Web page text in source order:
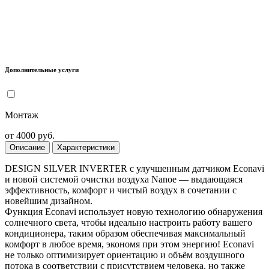
Дополнительные услуги
Монтаж
от 4000 руб.
Описание Характеристики
DESIGN SILVER INVERTER с улучшенным датчиком Econavi
и новой системой очистки воздуха Nanoe — выдающаяся
эффективность, комфорт и чистый воздух в сочетании с
новейшим дизайном.
Функция Econavi использует новую технологию обнаружения
солнечного света, чтобы идеально настроить работу вашего
кондиционера, таким образом обеспечивая максимальный
комфорт в любое время, экономя при этом энергию! Econavi
не только оптимизирует ориентацию и объём воздушного
потока в соответствии с присутствием человека, но также